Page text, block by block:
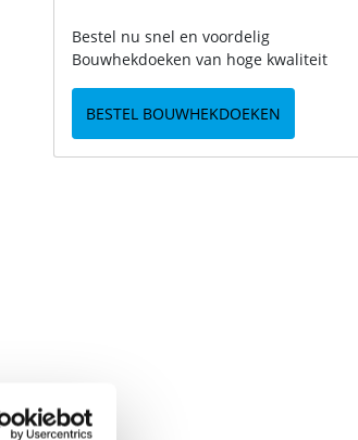
Bestel nu snel en voordelig
Bouwhekdoeken van hoge kwaliteit
BESTEL BOUWHEKDOEKEN